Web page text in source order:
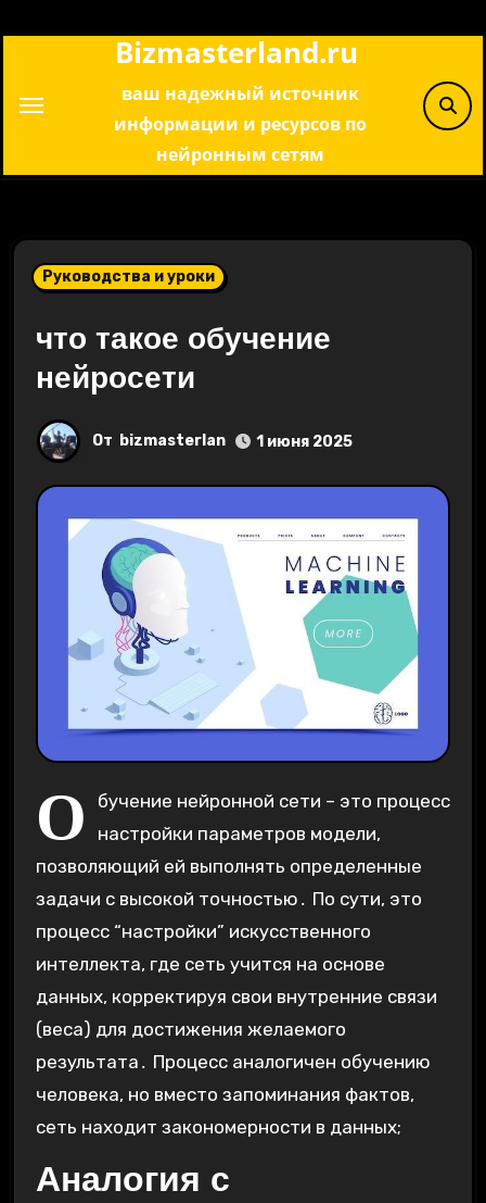
Bizmasterland.ru
ваш надежный источник
информации и ресурсов по
нейронным сетям
Руководства и уроки
что такое обучение
нейросети
От bizmasterlan 1 июня 2025
О
бучение нейронной сети – это процесс
настройки параметров модели,
позволяющий ей выполнять определенные
задачи с высокой точностью․ По сути, это
процесс “настройки” искусственного
интеллекта, где сеть учится на основе
данных, корректируя свои внутренние связи
(веса) для достижения желаемого
результата․ Процесс аналогичен обучению
человека, но вместо запоминания фактов,
сеть находит закономерности в данных;
Аналогия с